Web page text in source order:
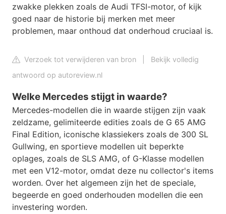
zwakke plekken zoals de Audi TFSI-motor, of kijk
goed naar de historie bij merken met meer
problemen, maar onthoud dat onderhoud cruciaal is.
Verzoek tot verwijderen van bron
Bekijk volledig
antwoord op autoreview.nl
Welke Mercedes stijgt in waarde?
Mercedes-modellen die in waarde stijgen zijn vaak
zeldzame, gelimiteerde edities zoals de G 65 AMG
Final Edition, iconische klassiekers zoals de 300 SL
Gullwing, en sportieve modellen uit beperkte
oplages, zoals de SLS AMG, of G-Klasse modellen
met een V12-motor, omdat deze nu collector's items
worden. Over het algemeen zijn het de speciale,
begeerde en goed onderhouden modellen die een
investering worden.